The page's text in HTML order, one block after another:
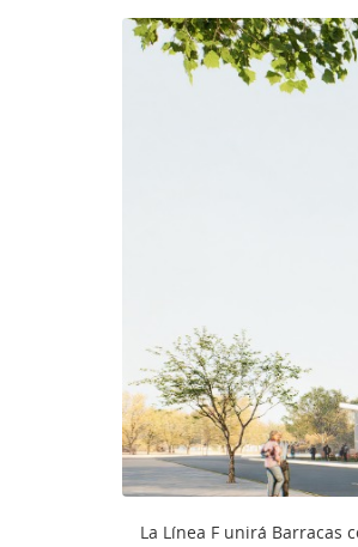
La Línea F unirá Barracas